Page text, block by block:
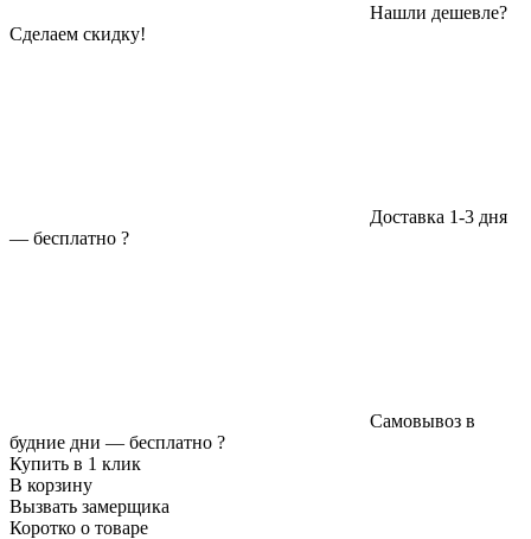
Нашли дешевле?
Сделаем скидку!
Доставка 1-3 дня
— бесплатно ?
Самовывоз в
будние дни — бесплатно ?
Купить в 1 клик
В корзину
Вызвать замерщика
Коротко о товаре